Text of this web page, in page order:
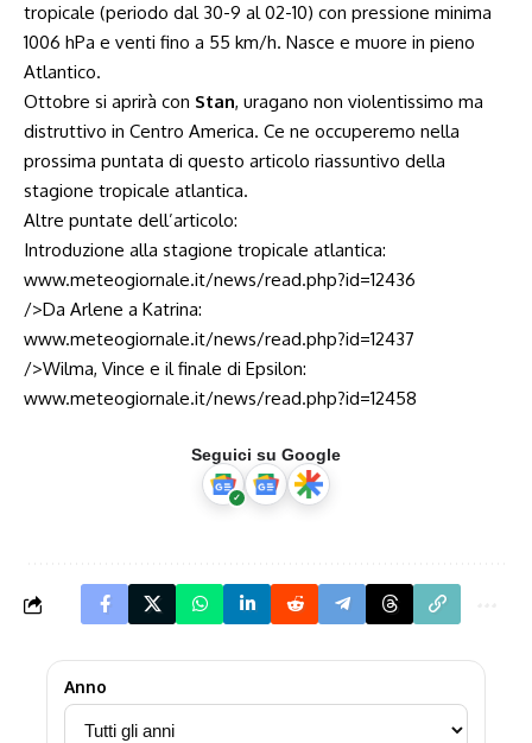
tropicale (periodo dal 30-9 al 02-10) con pressione minima
1006 hPa e venti fino a 55 km/h. Nasce e muore in pieno
Atlantico.
Ottobre si aprirà con Stan, uragano non violentissimo ma
distruttivo in Centro America. Ce ne occuperemo nella
prossima puntata di questo articolo riassuntivo della
stagione tropicale atlantica.
Altre puntate dell’articolo:
Introduzione alla stagione tropicale atlantica:
www.meteogiornale.it/news/read.php?id=12436
/>Da Arlene a Katrina:
www.meteogiornale.it/news/read.php?id=12437
/>Wilma, Vince e il finale di Epsilon:
www.meteogiornale.it/news/read.php?id=12458
Seguici su Google
Anno